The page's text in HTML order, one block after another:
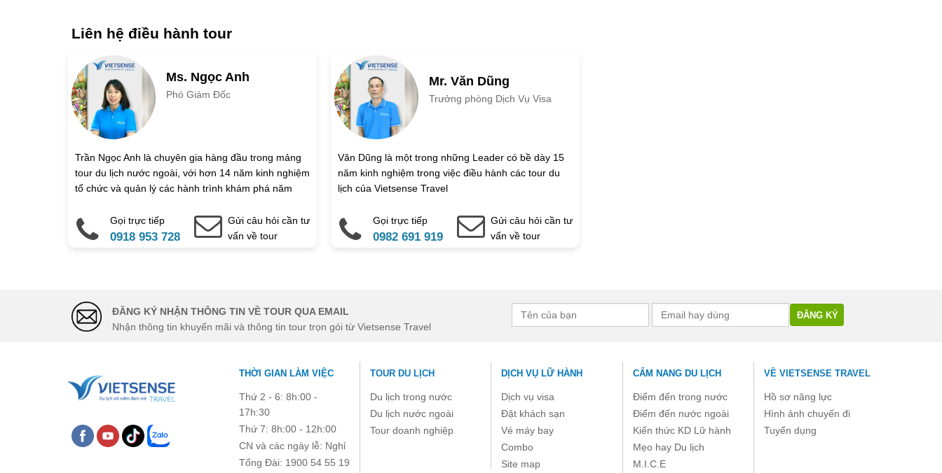
Số người lớn
Họ và tên
Địa chỉ liên hệ
Điện thoại di động Email
Ghi chú thêm
Liên hệ điều hành tour
Ms. Ngọc Anh
Phó Giám Đốc
Trần Ngọc Anh là chuyên gia hàng đầu trong mảng
tour du lịch nước ngoài, với hơn 14 năm kinh nghiệm
tổ chức và quản lý các hành trình khám phá năm
Gọi trực tiếp
0918 953 728
Gửi câu hỏi cần tư
vấn về tour
Mr. Văn Dũng
Trưởng phòng Dịch Vụ Visa
Văn Dũng là một trong những Leader có bề dày 15
năm kinh nghiệm trong việc điều hành các tour du
lịch của Vietsense Travel
Gọi trực tiếp
0982 691 919
Gửi câu hỏi cần tư
vấn về tour
ĐĂNG KÝ NHẬN THÔNG TIN VỀ TOUR QUA EMAIL
Nhận thông tin khuyến mãi và thông tin tour trọn gói từ Vietsense Travel
THỜI GIAN LÀM VIỆC
Thứ 2 - 6: 8h:00 -
17h:30
Thứ 7: 8h:00 - 12h:00
CN và các ngày lễ: Nghỉ
Tổng Đài: 1900 54 55 19
TOUR DU LỊCH
Du lịch trong nước
Du lịch nước ngoài
Tour doanh nghiệp
DỊCH VỤ LỮ HÀNH
Dịch vụ visa
Đặt khách sạn
Vé máy bay
Combo
Site map
CẨM NANG DU LỊCH
Điểm đến trong nước
Điểm đến nước ngoài
Kiến thức KD Lữ hành
Mẹo hay Du lịch
M.I.C.E
VỀ VIETSENSE TRAVEL
Hồ sơ năng lực
Hình ảnh chuyến đi
Tuyển dụng